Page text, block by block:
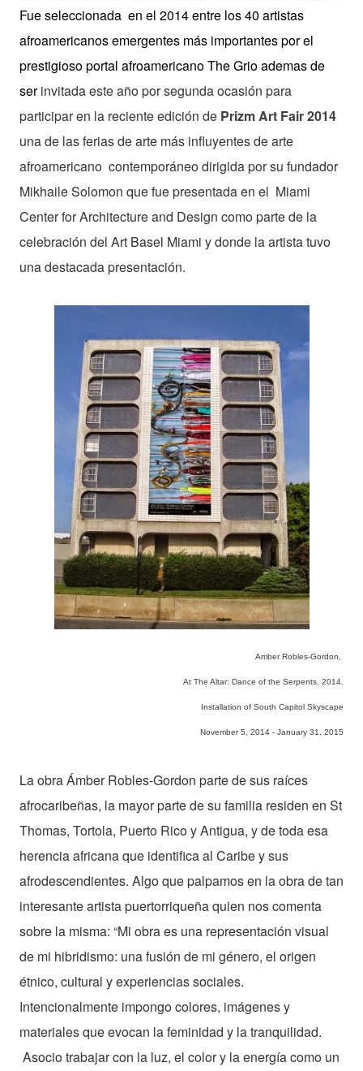
Fue seleccionada en el 2014 entre los 40 artistas
afroamericanos emergentes más importantes por el
prestigioso portal afroamericano The Grio ademas de
ser invitada este año por segunda ocasión para
participar en la reciente edición de Prizm Art Fair 2014
una de las ferias de arte más influyentes de arte
afroamericano contemporáneo dirigida por su fundador
Mikhaile Solomon que fue presentada en el Miami
Center for Architecture and Design como parte de la
celebración del Art Basel Miami y donde la artista tuvo
una destacada presentación.
Amber Robles-Gordon,
At The Altar: Dance of the Serpents, 2014.
Installation of South Capitol Skyscape
November 5, 2014 - January 31, 2015
La obra Ámber Robles-Gordon parte de sus raíces
afrocaribeñas, la mayor parte de su familia residen en St
Thomas, Tortola, Puerto Rico y Antigua, y de toda esa
herencia africana que identifica al Caribe y sus
afrodescendientes. Algo que palpamos en la obra de tan
interesante artista puertorriqueña quien nos comenta
sobre la misma: “Mi obra es una representación visual
de mi hibridismo: una fusión de mi género, el origen
étnico, cultural y experiencias sociales.
Intencionalmente impongo colores, imágenes y
materiales que evocan la feminidad y la tranquilidad.
Asocio trabajar con la luz, el color y la energía como un